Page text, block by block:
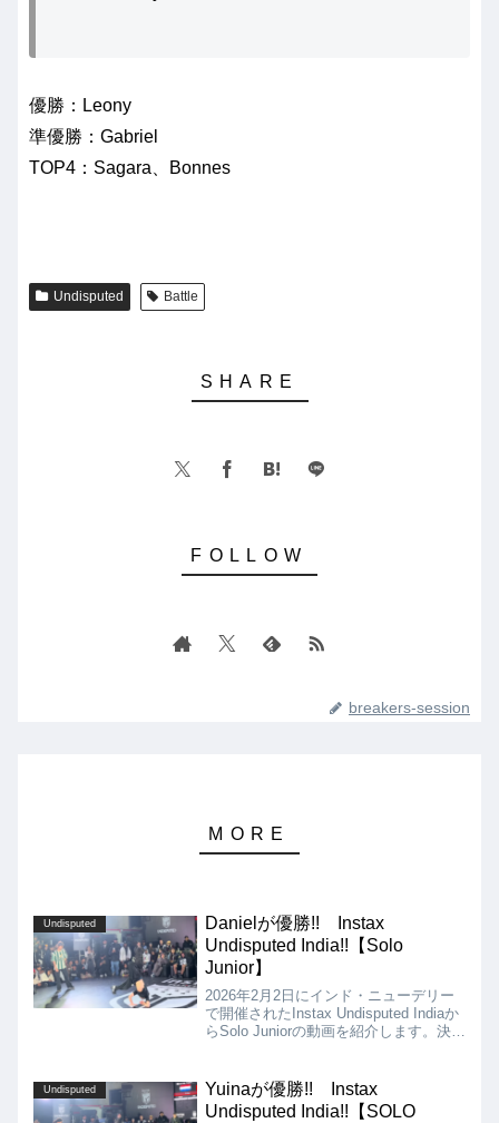
優勝：Leony
準優勝：Gabriel
TOP4：Sagara、Bonnes
Undisputed Battle
breakers-session
Undisputed
Danielが優勝!! Instax
Undisputed India!!【Solo
Junior】
2026年2月2日にインド・ニューデリー
で開催されたInstax Undisputed Indiaか
らSolo Juniorの動画を紹介します。決勝
た!!
Undisputed
Yuinaが優勝!! Instax
Undisputed India!!【SOLO